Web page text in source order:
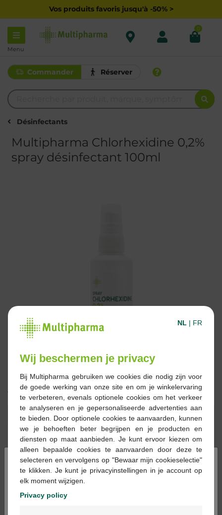
Vos produits favoris jusqu'à -50% >
Menu
0
Commander Réserver
Désinfectants
Multipharma Chlorhexidine 0,2%
spray désinfectant 100ml
4,95 €
Commander Réserver
En stock en ligne
- + Ajouter au panier
Quantité max. = 12
×
NL | FR
Wij beschermen je privacy
Bij Multipharma gebruiken we cookies die nodig zijn voor
de goede werking van onze site en om je winkelervaring
te verbeteren, evenals optionele cookies om het verkeer
te analyseren en je gepersonaliseerde advertenties aan
te bieden. Door optionele cookies te aanvaarden, kunnen
we je behoeften beter begrijpen en je producten en
diensten op maat aanbieden. Je kunt ervoor kiezen om
alleen bepaalde cookies te aanvaarden door deze te
selecteren en vervolgens op "Bewaar mijn cookieselectie"
te klikken. Je kunt je privacyinstellingen in je account op
elk moment wijzigen.
Privacy policy